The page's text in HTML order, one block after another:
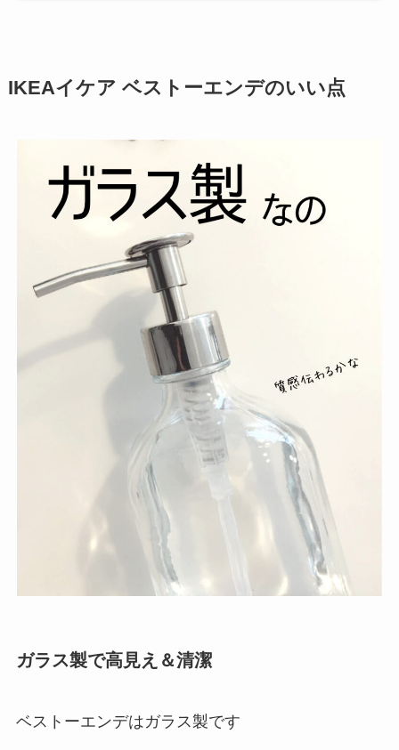
IKEAイケア ベストーエンデのいい点
ガラス製で高見え＆清潔
ベストーエンデはガラス製です